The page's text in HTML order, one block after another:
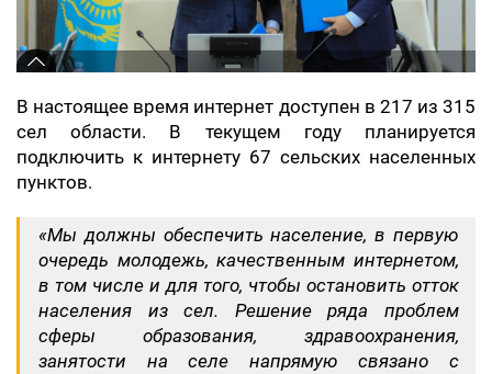
В настоящее время интернет доступен в 217 из 315
сел области. В текущем году планируется
подключить к интернету 67 сельских населенных
пунктов.
«Мы должны обеспечить население, в первую
очередь молодежь, качественным интернетом,
в том числе и для того, чтобы остановить отток
населения из сел. Решение ряда проблем
сферы образования, здравоохранения,
занятости на селе напрямую связано с